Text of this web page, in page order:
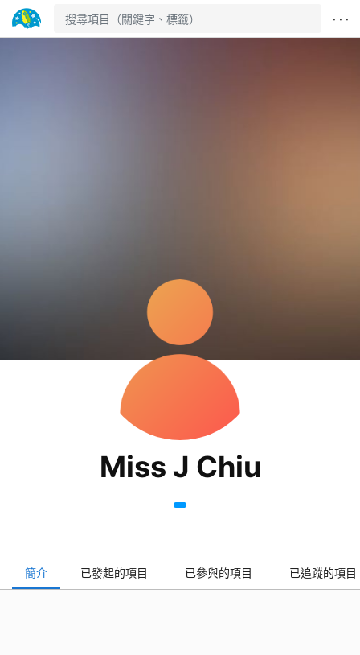
· · ·
Miss J Chiu
簡介 已發起的項目 已參與的項目 已追蹤的項目